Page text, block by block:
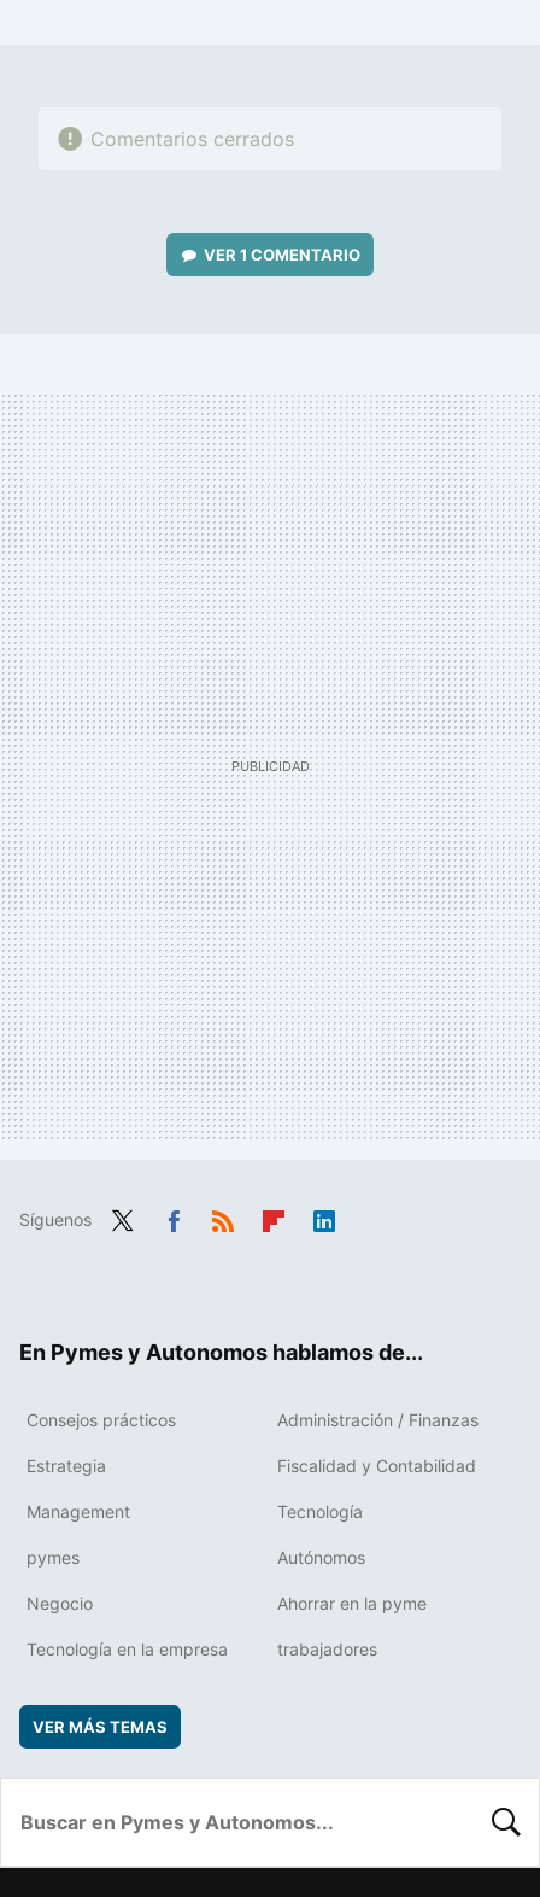
Comentarios cerrados
VER 1 COMENTARIO
Síguenos
En Pymes y Autonomos hablamos de...
Consejos prácticos Administración / Finanzas
Estrategia Fiscalidad y Contabilidad
Management Tecnología
pymes Autónomos
Negocio Ahorrar en la pyme
Tecnología en la empresa trabajadores
VER MÁS TEMAS